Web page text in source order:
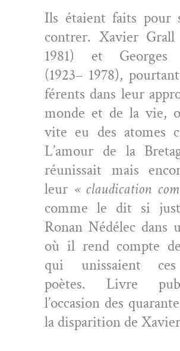
Ils étaient faits pour
con­tr­er. Xavier Grall
1981) et Georges
(1923– 1978),
férents dans leur
monde et de la vie,
vite eu des atom­es
L’amour de la
réu­nis­sait mais
leur « clau­di­ca­tion
comme le dit si
Ronan Nédélec dans
où il rend compte
qui unis­saient
poètes. Livre
l’occasion des
la dis­pari­tion de